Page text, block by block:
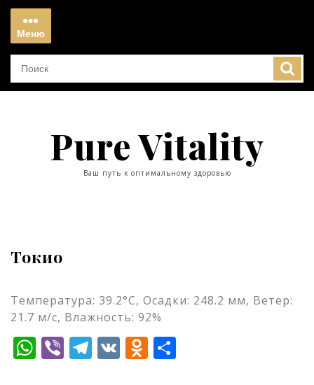
Перейти
содержимому
Меню
Меню
Pure Vitality
Ваш путь к оптимальному здоровью
Токио
Температура: 39.2°C, Осадки: 248.2 мм, Ветер:
21.7 м/с, Влажность: 92%
WhatsApp
ViberTelegram
VKOdnoklassniki